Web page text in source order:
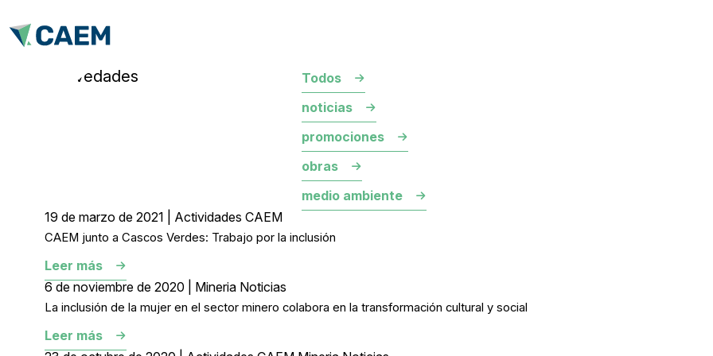
novedades
Todos
noticias
promociones
obras
medio ambiente
19 de marzo de 2021 | Actividades CAEM
CAEM junto a Cascos Verdes: Trabajo por la inclusión
Leer más
6 de noviembre de 2020 | Mineria Noticias
La inclusión de la mujer en el sector minero colabora en la transformación cultural y social
Leer más